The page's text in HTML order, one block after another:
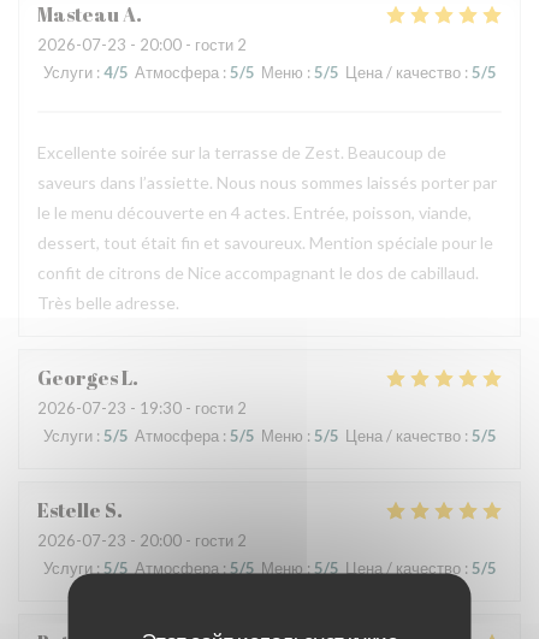
MasteauA
2026-07-23 - 20:00 - гости 2
Услуги : 4/5 Атмосфера : 5/5 Меню : 5/5 Цена / качество : 5/5
Excellente soirée sur la terrasse de Zest. Beaucoup de
saveurs dans l’assiette. Nous nous sommes laissés porter par
le le menu découverte en 4 actes. Entrée, poisson, viande,
dessert, tout était fin et savoureux. Mention spéciale pour le
confit de citrons de Nice accompagnant le dos de cabillaud.
Très belle adresse.
GeorgesL
2026-07-23 - 19:30 - гости 2
Услуги : 5/5 Атмосфера : 5/5 Меню : 5/5 Цена / качество : 5/5
Estelle S
2026-07-23 - 20:00 - гости 2
Услуги : 5/5 Атмосфера : 5/5 Меню : 5/5 Цена / качество : 5/5